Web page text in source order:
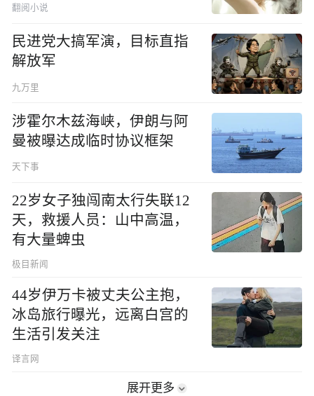
翻阅小说
民进党大搞军演，目标直指
解放军
九万里
涉霍尔木兹海峡，伊朗与阿
曼被曝达成临时协议框架
天下事
22岁女子独闯南太行失联12
天，救援人员：山中高温，
有大量蜱虫
极目新闻
44岁伊万卡被丈夫公主抱，
冰岛旅行曝光，远离白宫的
生活引发关注
译言网
展开更多